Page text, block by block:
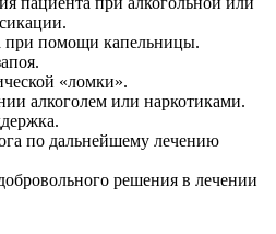
при помощи капельницы.
«ломки».
алкоголем или наркотиками.
по дальнейшему лечению
решения в лечении